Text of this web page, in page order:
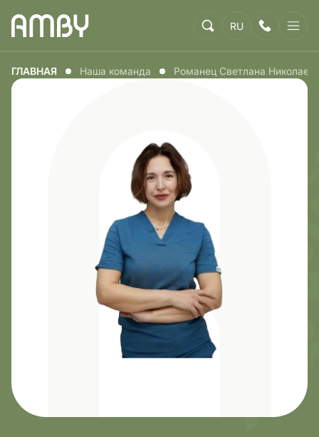
RU
ГЛАВНАЯ Наша команда Романец Светлана